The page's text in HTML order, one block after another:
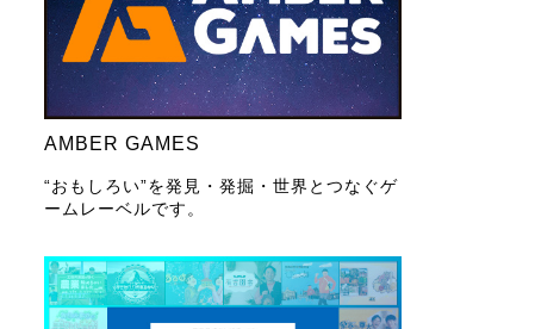
AMBER GAMES
“おもしろい”を発見・発掘・世界とつなぐゲ
ームレーベルです。